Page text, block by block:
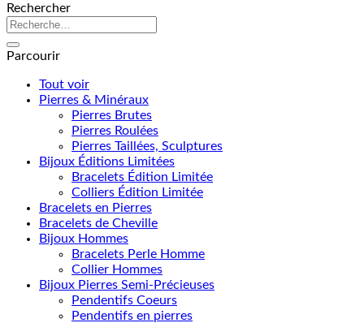
Rechercher
Recherche
Parcourir
Tout voir
Pierres & Minéraux
Pierres Brutes
Pierres Roulées
Pierres Taillées, Sculptures
Bijoux Éditions Limitées
Bracelets Édition Limitée
Colliers Édition Limitée
Bracelets en Pierres
Bracelets de Cheville
Bijoux Hommes
Bracelets Perle Homme
Collier Hommes
Bijoux Pierres Semi-Précieuses
Pendentifs Coeurs
Pendentifs en pierres